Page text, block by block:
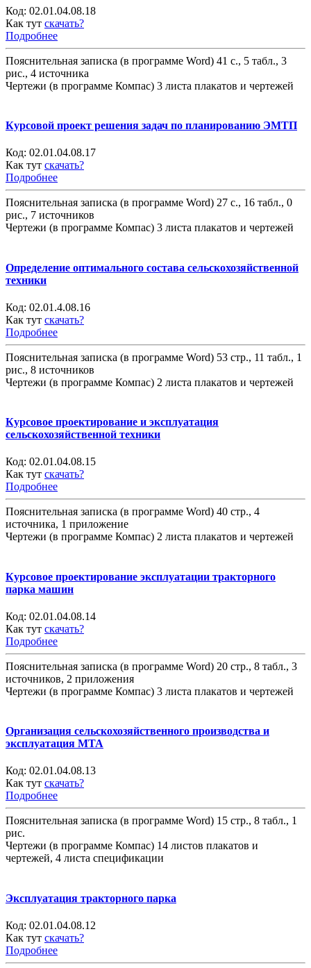
Код: 02.01.04.08.18
Как тут скачать?
Подробнее
Пояснительная записка (в программе Word) 41 с., 5 табл., 3
рис., 4 источника
Чертежи (в программе Компас) 3 листа плакатов и чертежей
Курсовой проект решения задач по планированию ЭМТП
Код: 02.01.04.08.17
Как тут скачать?
Подробнее
Пояснительная записка (в программе Word) 27 с., 16 табл., 0
рис., 7 источников
Чертежи (в программе Компас) 3 листа плакатов и чертежей
Определение оптимального состава сельскохозяйственной
техники
Код: 02.01.4.08.16
Как тут скачать?
Подробнее
Пояснительная записка (в программе Word) 53 стр., 11 табл., 1
рис., 8 источников
Чертежи (в программе Компас) 2 листа плакатов и чертежей
Курсовое проектирование и эксплуатация
сельскохозяйственной техники
Код: 02.01.04.08.15
Как тут скачать?
Подробнее
Пояснительная записка (в программе Word) 40 стр., 4
источника, 1 приложение
Чертежи (в программе Компас) 2 листа плакатов и чертежей
Курсовое проектирование эксплуатации тракторного
парка машин
Код: 02.01.04.08.14
Как тут скачать?
Подробнее
Пояснительная записка (в программе Word) 20 стр., 8 табл., 3
источников, 2 приложения
Чертежи (в программе Компас) 3 листа плакатов и чертежей
Организация сельскохозяйственного производства и
эксплуатация МТА
Код: 02.01.04.08.13
Как тут скачать?
Подробнее
Пояснительная записка (в программе Word) 15 стр., 8 табл., 1
рис.
Чертежи (в программе Компас) 14 листов плакатов и
чертежей, 4 листа спецификации
Эксплуатация тракторного парка
Код: 02.01.04.08.12
Как тут скачать?
Подробнее